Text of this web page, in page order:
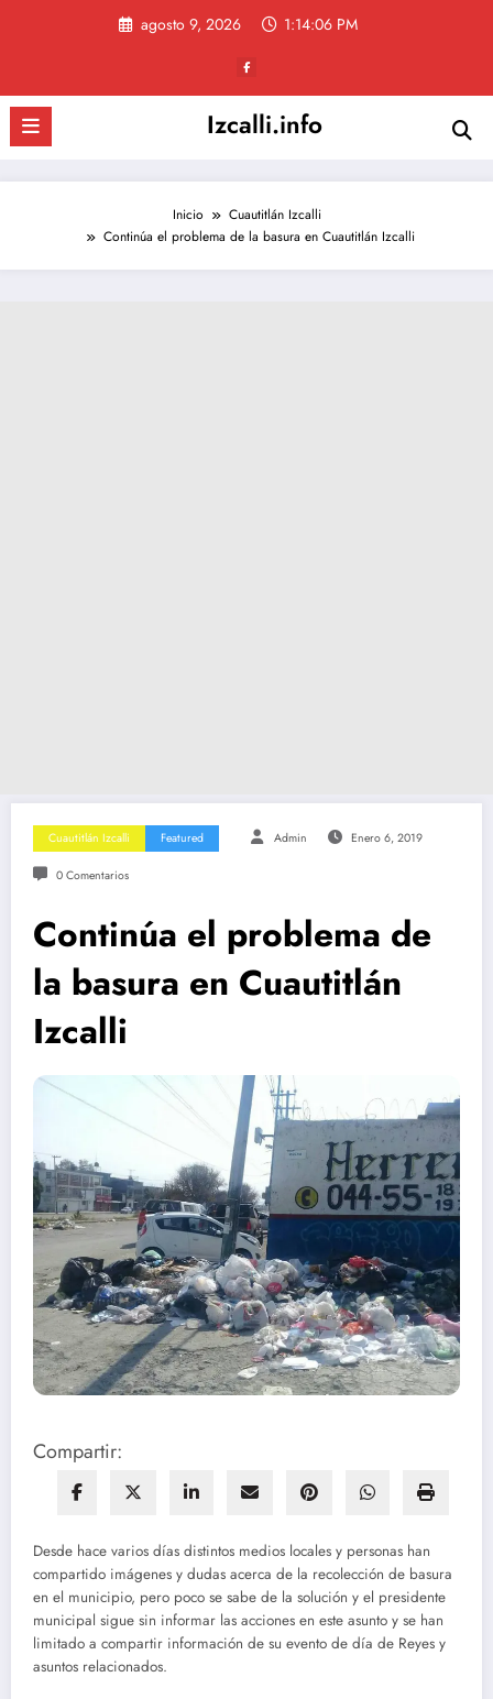
agosto 9, 2026 1:14:07 PM
Izcalli.info
Inicio
Cuautitlán Izcalli
Continúa el problema de la basura en Cuautitlán Izcalli
Cuautitlán Izcalli Featured Admin Enero 6, 2019
0 Comentarios
Continúa el problema de
la basura en Cuautitlán
Izcalli
Compartir:
Desde hace varios días distintos medios locales y personas han
compartido imágenes y dudas acerca de la recolección de basura
en el municipio, pero poco se sabe de la solución y el presidente
municipal sigue sin informar las acciones en este asunto y se han
limitado a compartir información de su evento de día de Reyes y
asuntos relacionados.